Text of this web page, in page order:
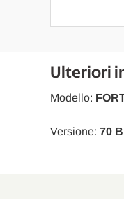
Ulteriori
Modello:
Versione: 70